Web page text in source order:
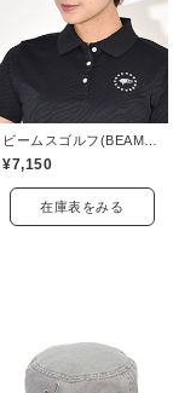
¥7,150
在庫表をみる